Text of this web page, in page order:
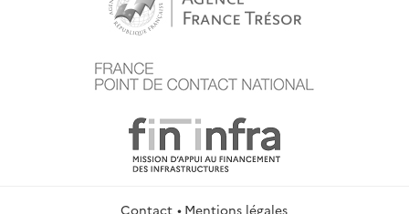
Contact Mentions légales